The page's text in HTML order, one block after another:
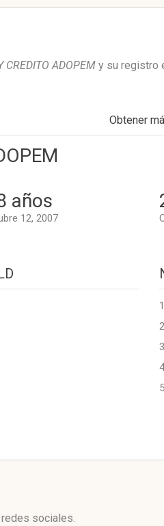
CREDITO ADOPEM y su registro
Obtener
años
12, 2007
sociales.